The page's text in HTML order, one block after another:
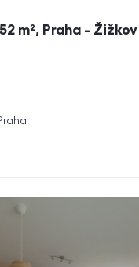
m², Praha - Žižkov